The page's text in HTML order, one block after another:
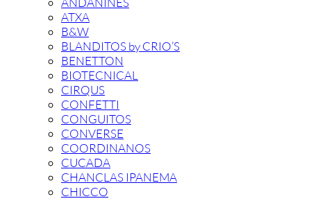
ATXA
B&W
BLANDITOS by CRIO’S
BENETTON
BIOTECNICAL
CIRQUS
CONFETTI
CONGUITOS
CONVERSE
COORDINANOS
CUCADA
CHANCLAS IPANEMA
CHICCO